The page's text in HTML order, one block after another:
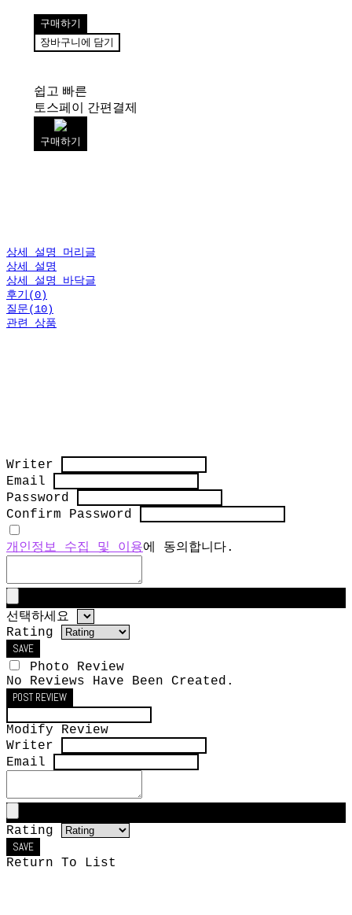
구매하기
장바구니에 담기
쉽고 빠른
토스페이 간편결제
구매하기
상세 설명 머리글
상세 설명
상세 설명 바닥글
후기(0)
질문(10)
관련 상품
Writer
Email
Password
Confirm Password
개인정보 수집 및 이용에 동의합니다.
선택하세요
Rating
SAVE
Photo Review
No Reviews Have Been Created.
POST REVIEW
Modify Review
Writer
Email
Rating
SAVE
Return To List